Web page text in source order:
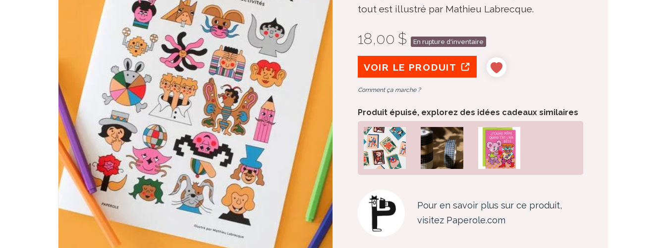
tout est illustré par Mathieu Labrecque.
18,00 $ En rupture d'inventaire
VOIR LE PRODUIT
Comment ça marche ?
Produit épuisé, explorez des idées cadeaux similaires
Pour en savoir plus sur ce produit,
visitez Paperole.com